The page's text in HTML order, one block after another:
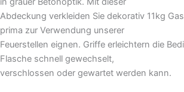
Abdeckung verkleiden Sie dekorativ 11kg
prima zur Verwendung unserer
Feuerstellen eignen. Griffe erleichtern die
Flasche schnell gewechselt,
verschlossen oder gewartet werden kann.